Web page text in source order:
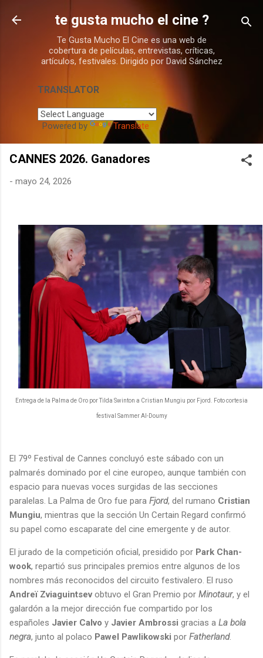
Ir al contenido principal
te gusta mucho el cine ?
Te Gusta Mucho El Cine es una web de
cobertura de películas, entrevistas, críticas,
artículos, festivales. Dirigido por David Sánchez
TRANSLATOR
Powered by Translate
CANNES 2026. Ganadores
- mayo 24, 2026
Entrega de la Palma de Oro por Tilda Swinton a Cristian Mungiu por Fjord. Foto cortesia
festival Sammer Al-Doumy
El 79º Festival de Cannes concluyó este sábado con un
palmarés dominado por el cine europeo, aunque también con
espacio para nuevas voces surgidas de las secciones
paralelas. La Palma de Oro fue para Fjord, del rumano Cristian
Mungiu, mientras que la sección Un Certain Regard confirmó
su papel como escaparate del cine emergente y de autor.
El jurado de la competición oficial, presidido por Park Chan-
wook, repartió sus principales premios entre algunos de los
nombres más reconocidos del circuito festivalero. El ruso
Andreï Zviaguintsev obtuvo el Gran Premio por Minotaur, y el
galardón a la mejor dirección fue compartido por los
españoles Javier Calvo y Javier Ambrossi gracias a La bola
negra, junto al polaco Pawel Pawlikowski por Fatherland.